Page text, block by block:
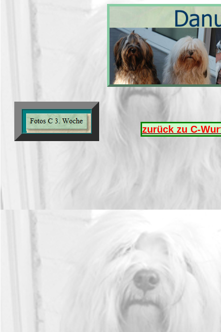
zurück zu C-